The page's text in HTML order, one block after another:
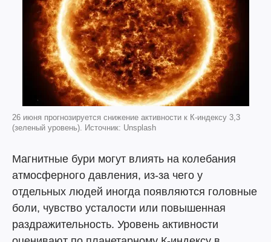
26 июня прогнозируется снижение активности к К-индексу 3,3
(зеленый уровень). Источник: Unsplash
Магнитные бури могут влиять на колебания
атмосферного давления, из-за чего у
отдельных людей иногда появляются головные
боли, чувство усталости или повышенная
раздражительность. Уровень активности